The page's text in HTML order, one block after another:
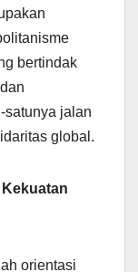
bertindak
satunya jalan
global.
orientasi